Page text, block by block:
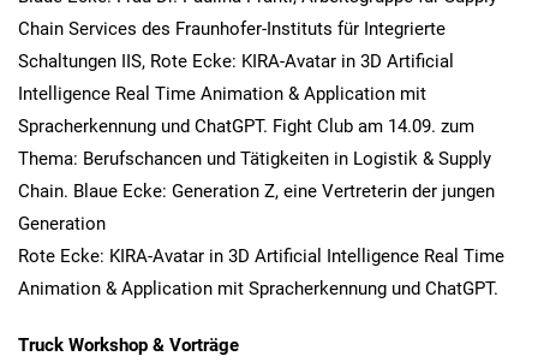
Chain Services des Fraunhofer-Instituts für Integrierte
Schaltungen IIS, Rote Ecke: KIRA-Avatar in 3D Artificial
Intelligence Real Time Animation & Application mit
Spracherkennung und ChatGPT. Fight Club am 14.09. zum
Thema: Berufschancen und Tätigkeiten in Logistik & Supply
Chain. Blaue Ecke: Generation Z, eine Vertreterin der jungen
Generation
Rote Ecke: KIRA-Avatar in 3D Artificial Intelligence Real Time
Animation & Application mit Spracherkennung und ChatGPT.
Truck Workshop & Vorträge